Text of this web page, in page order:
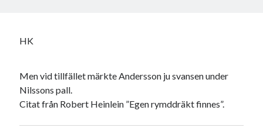
HK
Men vid tillfället märkte Andersson ju svansen under
Nilssons pall.
Citat från Robert Heinlein ”Egen rymddräkt finnes”.